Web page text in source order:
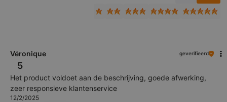
Véronique geverifieerd
5
Het product voldoet aan de beschrijving, goede afwerking,
zeer responsieve klantenservice
12/2/2025